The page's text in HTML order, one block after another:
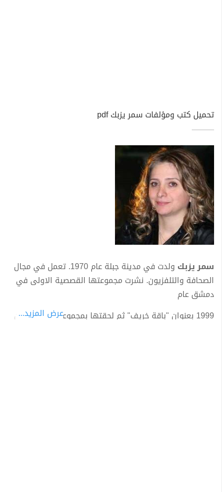
تحميل كتب ومؤلفات سمر يزبك pdf
سمر يزبك
ولدت في مدينة جبلة عام 1970. تعمل في مجال
الصحافة والتلفزيون. نشرت مجموعتها القصصية الاولى في
دمشق عام
1999 بعنوان "باقة خريف" ثم لحقتها بمجموعة اخرى بعنوان
عرض المزيد...